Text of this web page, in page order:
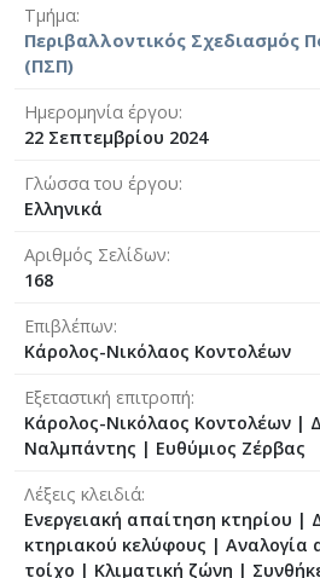
Τμήμα
Περιβαλλοντικός Σχεδιασμός
(ΠΣΠ)
Ημερομηνία έργου
22 Σεπτεμβρίου 2024
Γλώσσα του έργου
Ελληνικά
Αριθμός Σελίδων
168
Επιβλέπων
Κάρολος-Νικόλαος Κοντολέων
Εξεταστική επιτροπή
Κάρολος-Νικόλαος Κοντολέων |
Ναλμπάντης | Ευθύμιος Ζέρβας
Λέξεις κλειδιά
Ενεργειακή απαίτηση κτηρίου |
κτηριακού κελύφους | Αναλογία
τοίχο | Κλιματική ζώνη |